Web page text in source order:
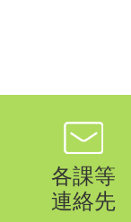
各課等
連絡先